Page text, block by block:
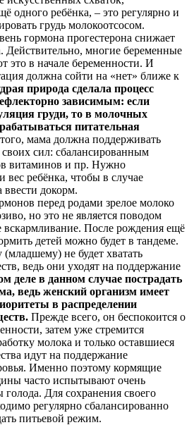
одного ребёнка, – это регулярно и
грудь молокоотсосом.
гормона прогестерона снижает
Действительно, многие беременные
это в начале беременности. И
должна сойти на «нет» ближе к
природа сделала процесс
зависимым: если
груди, то в молочных
питательная
мама должна поддерживать
сил: сбалансированным
витаминов и пр. Нужно
вес ребёнка, чтобы в случае
ввести докорм.
перед родами зрелое молоко
но это не является поводом
вскармливание. После рождения ещё
детей можно будет в тандеме.
не будет хватать
ведь они уходят на поддержание
деле в данном случае пострадать
ведь женский организм имеет
в распределении
Прежде всего, он беспокоится о
затем уже стремится
молока и только оставшиеся
идут на поддержание
Именно поэтому кормящие
часто испытывают очень
Для сохранения своего
регулярно сбалансированно
питьевой режим.